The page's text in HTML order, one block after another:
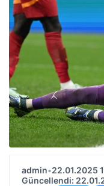
admin•22.01.2025
Güncellendi: